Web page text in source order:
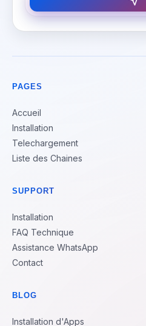
PAGES
Accueil
Installation
Telechargement
Liste des Chaines
SUPPORT
Installation
FAQ Technique
Assistance WhatsApp
Contact
BLOG
Installation d'Apps